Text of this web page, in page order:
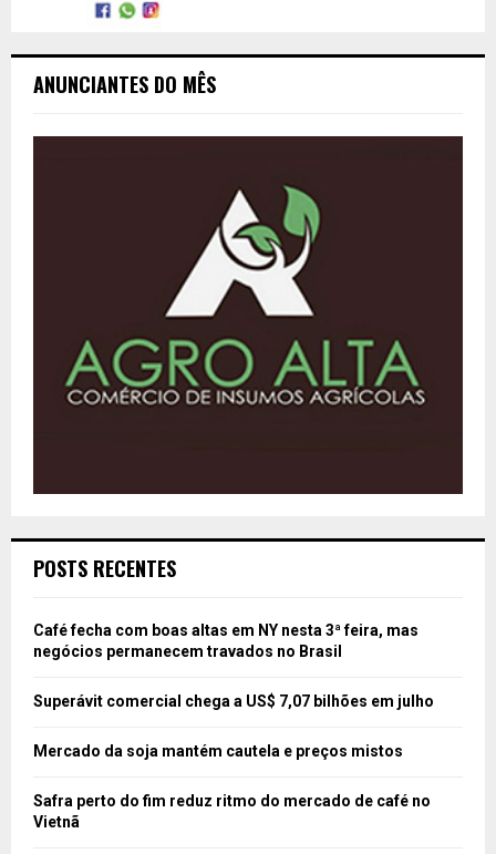
ANUNCIANTES DO MÊS
POSTS RECENTES
Café fecha com boas altas em NY nesta 3ª feira, mas
negócios permanecem travados no Brasil
Superávit comercial chega a US$ 7,07 bilhões em julho
Mercado da soja mantém cautela e preços mistos
Safra perto do fim reduz ritmo do mercado de café no
Vietnã